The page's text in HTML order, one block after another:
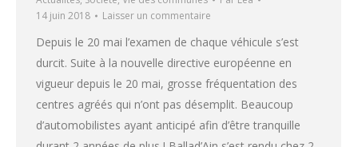
14 juin 2018
Laisser un commentaire
Depuis le 20 mai l’examen de chaque véhicule s’est
durcit. Suite à la nouvelle directive européenne en
vigueur depuis le 20 mai, grosse fréquentation des
centres agréés qui n’ont pas désemplit. Beaucoup
d’automobilistes ayant anticipé afin d’être tranquille